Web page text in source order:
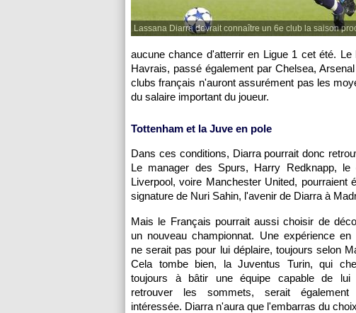
Lassana Diarra devrait connaître un 6e club la saison
aucune chance d'atterrir en Ligue 1 cet été.
Havrais, passé également par Chelsea,
clubs français n'auront assurément pas les
du salaire important du joueur.
Tottenham et la Juve en pole
Dans ces conditions, Diarra pourrait donc
Le manager des Spurs, Harry Redknapp,
Liverpool, voire Manchester United,
signature de Nuri Sahin, l'avenir de Diarra à
Mais le Français pourrait aussi choisir de
un nouveau championnat. Une expérience en
ne serait pas pour lui déplaire, toujours selon
Cela tombe bien, la Juventus Turin, qui
toujours à bâtir une équipe capable de lui
retrouver les sommets, serait également
intéressée. Diarra n'aura que l'embarras du